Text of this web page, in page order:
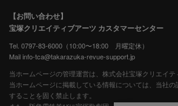
【お問い合わせ】
宝塚クリエイティブアーツ カスタマーセンター
Tel. 0797-83-6000（10:00〜18:00 月曜定休）
Mail info-tca@takarazuka-revue-support.jp
当ホームページの管理運営は、株式会社宝塚クリエイテ
当ホームページに掲載している情報については、当社
することを固く禁止します。